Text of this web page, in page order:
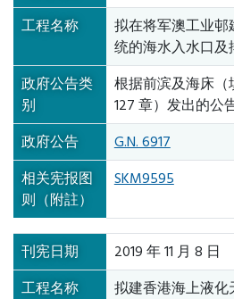
工程名称
拟在将军澳工业
统的海水入水口及
政府公告类
别
根据前滨及海床
127 章）发出的公
政府公告
G.N. 6917
相关宪报图
则（附註）
SKM9595
刊宪日期
2019 年 11 月 8 日
工程名称
拟建香港海上液化